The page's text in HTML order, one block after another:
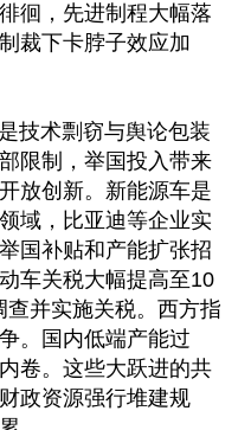
徊，先进制程大幅落
裁下卡脖子效应加
技术剽窃与舆论包装
限制，举国投入带来
放创新。新能源车是
域，比亚迪等企业实
国补贴和产能扩张招
车关税大幅提高至10
并实施关税。西方指
。国内低端产能过
卷。这些大跃进的共
政资源强行堆建规